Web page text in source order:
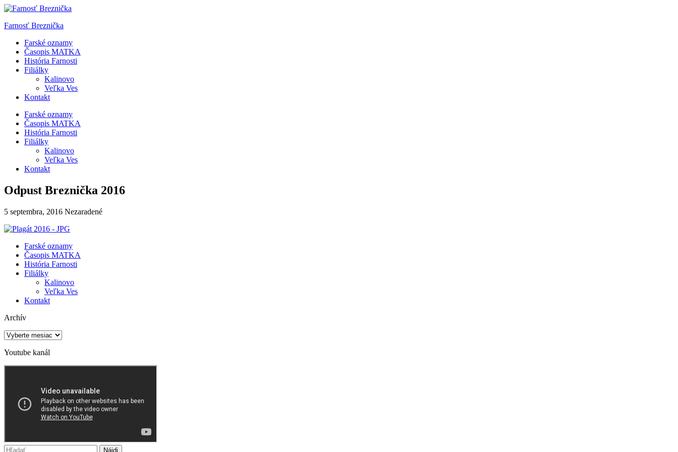
Skip
content
Farnosť Breznička
Farské oznamy
Časopis MATKA
História Farnosti
Filiálky
Kalinovo
Veľka Ves
Kontakt
Farské oznamy
Časopis MATKA
História Farnosti
Filiálky
Kalinovo
Veľka Ves
Kontakt
Odpust Breznička 2016
5 septembra, 2016 Nezaradené
Farské oznamy
Časopis MATKA
História Farnosti
Filiálky
Kalinovo
Veľka Ves
Kontakt
Archív
Archív
Youtube kanál
Hľadať: